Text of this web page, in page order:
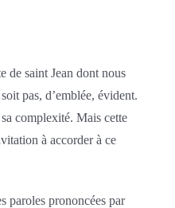
de saint Jean dont nous
pas, d’emblée, évident.
complexité. Mais cette
à accorder à ce
paroles prononcées par